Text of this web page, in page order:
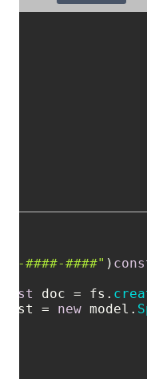
(
####-####"
doc = fs.
= new model.